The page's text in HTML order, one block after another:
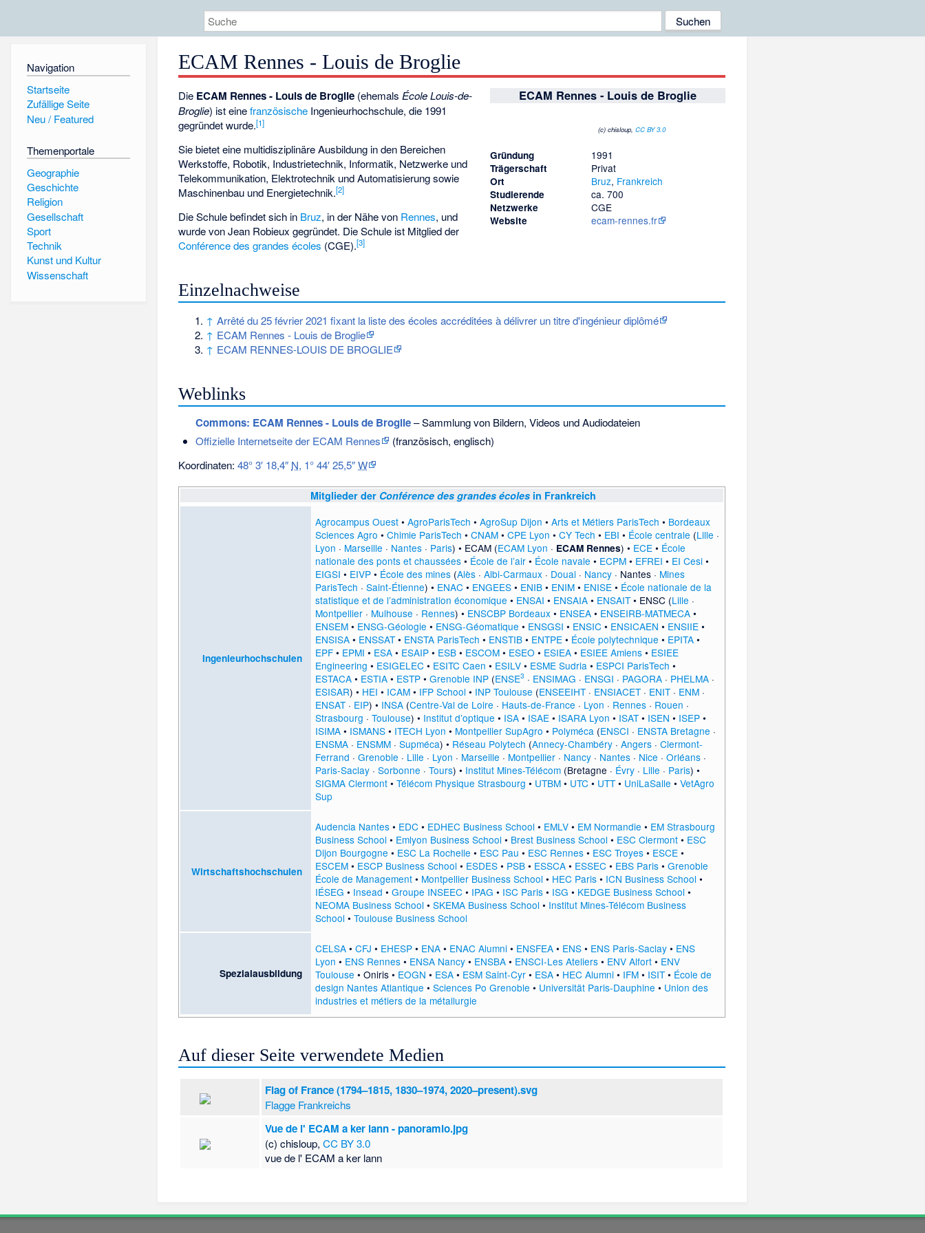
Navigation
Startseite
Zufällige Seite
Neu / Featured
Themenportale
Geographie
Geschichte
Religion
Gesellschaft
Sport
Technik
Kunst und Kultur
Wissenschaft
ECAM Rennes - Louis de Broglie
ECAM Rennes - Louis de Broglie
(c) chisloup, CC BY 3.0
Gründung 1991
Trägerschaft Privat
Ort Bruz, Frankreich
Studierende ca. 700
Netzwerke CGE
Website ecam-rennes.fr
Die ECAM Rennes - Louis de Broglie (ehemalsÉcole Louis-de-
Broglie) ist einefranzösische Ingenieurhochschule, die 1991
gegründet wurde.[1]
Sie bietet eine multidisziplinäre Ausbildung in den Bereichen
Werkstoffe, Robotik, Industrietechnik, Informatik, Netzwerke und
Telekommunikation, Elektrotechnik und Automatisierung sowie
Maschinenbau und Energietechnik.[2]
Die Schule befindet sich in Bruz, in der Nähe von Rennes, und
wurde vonJean Robieux gegründet. Die Schule ist Mitglied der
Conférence des grandes écoles (CGE).[3]
Einzelnachweise
↑ Arrêté du 25 février 2021 fixant la liste des écoles accréditées à délivrer un titre d'ingénieur diplômé
↑ ECAM Rennes - Louis de Broglie
↑ ECAM RENNES-LOUIS DE BROGLIE
Weblinks
Commons: ECAM Rennes - Louis de Broglie– Sammlung von Bildern, Videos und Audiodateien
Offizielle Internetseite der ECAM Rennes
(französisch, englisch)
Koordinaten:48° 3′ 18,4″ N, 1° 44′ 25,5″W
Mitglieder der Conférence des grandes écoles in Frankreich
Ingenieurhochschulen
Agrocampus Ouest• AgroParisTech • AgroSup Dijon • Arts et Métiers ParisTech • Bordeaux
Sciences Agro • Chimie ParisTech • CNAM• CPE Lyon • CY Tech • EBI • École centrale (Lille ·
Lyon · Marseille · Nantes· Paris) • ECAM (ECAM Lyon · ECAM Rennes) • ECE• École
nationale des ponts et chaussées• École de l’air• École navale • ECPM• EFREI • EI Cesi•
EIGSI • EIVP• École des mines(Alès· Albi-Carmaux· Douai· Nancy· Nantes· Mines
ParisTech · Saint-Étienne) • ENAC• ENGEES• ENIB• ENIM• ENISE• École nationale de la
statistique et de l’administration économique • ENSAI • ENSAIA• ENSAIT• ENSC (Lille ·
Montpellier· Mulhouse · Rennes) • ENSCBP Bordeaux• ENSEA• ENSEIRB-MATMECA•
ENSEM• ENSG-Géologie • ENSG-Géomatique • ENSGSI • ENSIC• ENSICAEN • ENSIIE•
ENSISA• ENSSAT• ENSTA ParisTech • ENSTIB• ENTPE• École polytechnique • EPITA•
EPF• EPMI • ESA• ESAIP• ESB• ESCOM• ESEO • ESIEA• ESIEE Amiens• ESIEE
Engineering • ESIGELEC• ESITC Caen • ESILV• ESME Sudria • ESPCI ParisTech •
ESTACA• ESTIA• ESTP• Grenoble INP(ENSE3 · ENSIMAG · ENSGI · PAGORA· PHELMA·
ESISAR) • HEI • ICAM• IFP School • INP Toulouse (ENSEEIHT· ENSIACET· ENIT· ENM·
ENSAT· EIP) • INSA(Centre-Val de Loire · Hauts-de-France · Lyon · Rennes· Rouen ·
Strasbourg · Toulouse) • Institut d’optique • ISA• ISAE• ISARA Lyon • ISAT• ISEN • ISEP•
ISIMA• ISMANS• ITECH Lyon • Montpellier SupAgro • Polyméca (ENSCI · ENSTA Bretagne ·
ENSMA· ENSMM· Supméca) • Réseau Polytech (Annecy-Chambéry· Angers· Clermont-
Ferrand · Grenoble · Lille · Lyon · Marseille · Montpellier· Nancy· Nantes· Nice · Orléans·
Paris-Saclay· Sorbonne · Tours) • Institut Mines-Télécom(Bretagne · Évry· Lille · Paris) •
SIGMA Clermont• Télécom Physique Strasbourg • UTBM• UTC• UTT• UniLaSalle • VetAgro
Sup
Wirtschaftshochschulen
Audencia Nantes• EDC• EDHEC Business School • EMLV• EM Normandie • EM Strasbourg
Business School • Emlyon Business School • Brest Business School • ESC Clermont• ESC
Dijon Bourgogne • ESC La Rochelle • ESC Pau • ESC Rennes• ESC Troyes• ESCE•
ESCEM• ESCP Business School • ESDES• PSB• ESSCA• ESSEC• EBS Paris• Grenoble
École de Management• Montpellier Business School • HEC Paris• ICN Business School •
IÉSEG • Insead • Groupe INSEEC• IPAG • ISC Paris• ISG • KEDGE Business School •
NEOMA Business School • SKEMA Business School • Institut Mines-Télécom Business
School • Toulouse Business School
Spezialausbildung
CELSA• CFJ • EHESP• ENA• ENAC Alumni• ENSFEA• ENS• ENS Paris-Saclay• ENS
Lyon • ENS Rennes• ENSA Nancy• ENSBA• ENSCI-Les Ateliers• ENV Alfort• ENV
Toulouse • Oniris• EOGN • ESA• ESM Saint-Cyr• ESA• HEC Alumni• IFM• ISIT• École de
design Nantes Atlantique • Sciences Po Grenoble • Universität Paris-Dauphine • Union des
industries et métiers de la métallurgie
Auf dieser Seite verwendete Medien
Flag of France (1794–1815, 1830–1974, 2020–present).svg
Flagge Frankreichs
Vue de l' ECAM a ker lann - panoramio.jpg
(c) chisloup,CC BY 3.0
vue de l' ECAM a ker lann